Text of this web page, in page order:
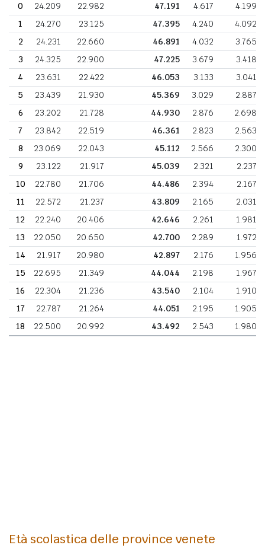
0
24.209 22.982 47.191 4.617 4.199
1
24.270 23.125 47.395 4.240 4.092
2
24.231 22.660 46.891 4.032
3.765
3
24.325 22.900 47.225 3.679 3.418
4
23.631 22.422 46.053 3.133
3.041
5
23.439 21.930 45.369 3.029 2.887
6
23.202 21.728 44.930 2.876 2.698
7
23.842 22.519 46.361 2.823 2.563
8
23.069 22.043 45.112 2.566 2.300
9
23.122 21.917 45.039 2.321 2.237
10
22.780 21.706 44.486 2.394 2.167
11
22.572 21.237 43.809 2.165 2.031
12
22.240 20.406 42.646 2.261 1.981
13
22.050 20.650 42.700 2.289 1.972
14
21.917 20.980 42.897 2.176
1.956
15
22.695 21.349 44.044 2.198 1.967
16
22.304 21.236 43.540 2.104 1.910
17
22.787 21.264 44.051 2.195 1.905
18
22.500 20.992 43.492 2.543 1.980
Età scolastica delle province venete